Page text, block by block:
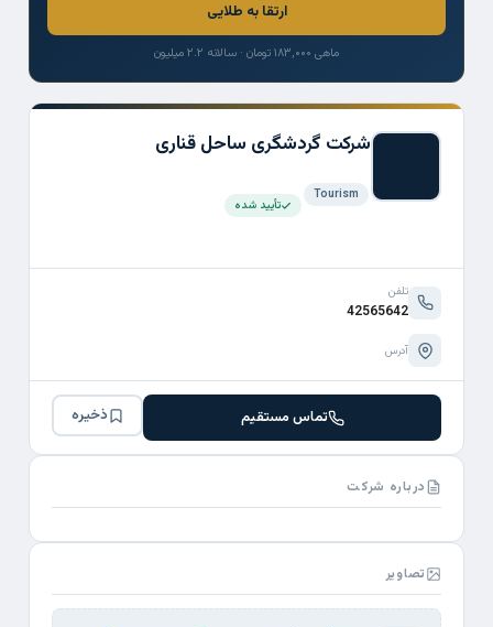
شرکت گردشگری ساحل قناری
Tourism
تأیید شده
تلفن
42565642
آدرس
تماس مستقیم ذخیره
درباره شرکت
تصاویر
ارتقا به طلایی
ماهی ۱۸۳,۰۰۰ تومان · سالانه ۲.۲ میلیون